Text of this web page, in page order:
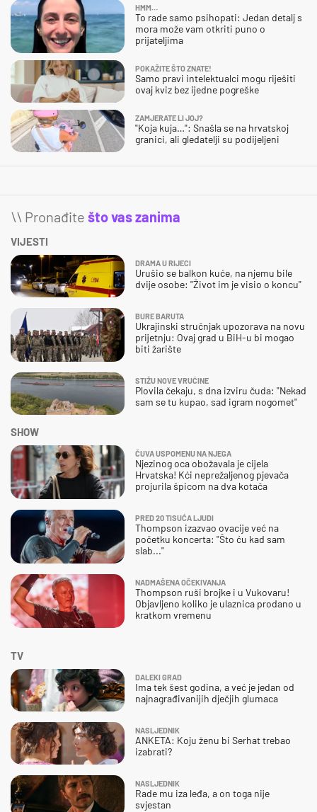
HMM…
To rade samo psihopati: Jedan detalj s
mora može vam otkriti puno o
prijateljima
POKAŽITE ŠTO ZNATE!
Samo pravi intelektualci mogu riješiti
ovaj kviz bez ijedne pogreške
ZAMJERATE LI JOJ?
"Koja kuja…": Snašla se na hrvatskoj
granici, ali gledatelji su podijeljeni
\\ Pronađite što vas zanima
VIJESTI
DRAMA U RIJECI
Urušio se balkon kuće, na njemu bile
dvije osobe: "Život im je visio o koncu"
BURE BARUTA
Ukrajinski stručnjak upozorava na novu
prijetnju: Ovaj grad u BiH-u bi mogao
biti žarište
STIŽU NOVE VRUĆINE
Plovila čekaju, s dna izviru čuda: "Nekad
sam se tu kupao, sad igram nogomet"
SHOW
ČUVA USPOMENU NA NJEGA
Njezinog oca obožavala je cijela
Hrvatska! Kći neprežaljenog pjevača
projurila špicom na dva kotača
PRED 20 TISUĆA LJUDI
Thompson izazvao ovacije već na
početku koncerta: "Što ću kad sam
slab..."
NADMAŠENA OČEKIVANJA
Thompson ruši brojke i u Vukovaru!
Objavljeno koliko je ulaznica prodano u
kratkom vremenu
TV
DALEKI GRAD
Ima tek šest godina, a već je jedan od
najnagrađivanijih dječjih glumaca
NASLJEDNIK
ANKETA: Koju ženu bi Serhat trebao
izabrati?
NASLJEDNIK
Rade mu iza leđa, a on toga nije
svjestan